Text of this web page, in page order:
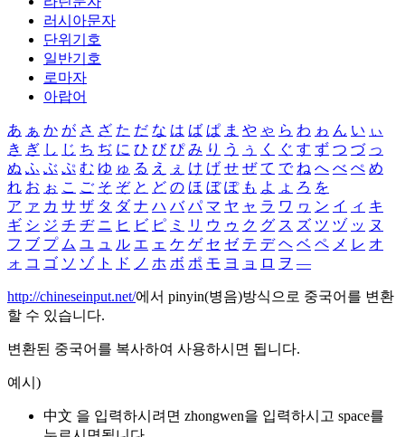
러시아문자
단위기호
일반기호
로마자
아랍어
あ ぁ か が さ ざ た だ な は ば ぱ ま や ゃ ら わ ゎ ん い ぃ
き ぎ し じ ち ぢ に ひ び ぴ み り う ぅ く ぐ す ず つ づ っ
ぬ ふ ぶ ぷ む ゆ ゅ る え ぇ け げ せ ぜ て で ね へ べ ぺ め
れ お ぉ こ ご そ ぞ と ど の ほ ぼ ぽ も よ ょ ろ を
ア ァ カ サ ザ タ ダ ナ ハ バ パ マ ヤ ャ ラ ワ ヮ ン イ ィ キ
ギ シ ジ チ ヂ ニ ヒ ビ ピ ミ リ ウ ゥ ク グ ス ズ ツ ヅ ッ ヌ
フ ブ プ ム ユ ュ ル エ ェ ケ ゲ セ ゼ テ デ ヘ ベ ペ メ レ オ
ォ コ ゴ ソ ゾ ト ド ノ ホ ボ ポ モ ヨ ョ ロ ヲ ―
http://chineseinput.net/에서 pinyin(병음)방식으로 중국어를 변환
할 수 있습니다.
변환된 중국어를 복사하여 사용하시면 됩니다.
예시)
中文 을 입력하시려면 zhongwen을 입력하시고 space를